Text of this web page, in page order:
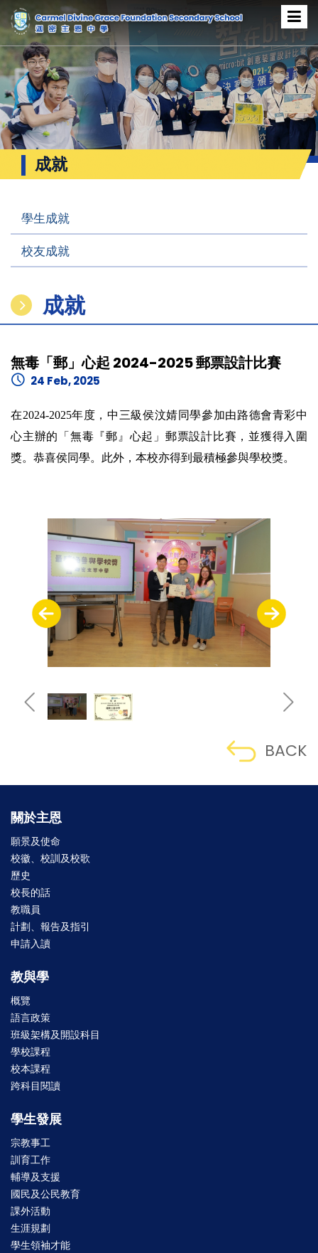
成就
學生成就
校友成就
成就
無毒「郵」心起 2024-2025 郵票設計比賽
24 Feb, 2025
在2024-2025年度，中三級侯汶婧同學參加由路德會青彩中
心主辦的「無毒『郵』心起」郵票設計比賽，並獲得入圍
獎。恭喜侯同學。此外，本校亦得到最積極參與學校獎。
BACK
關於主恩
願景及使命
校徽、校訓及校歌
歷史
校長的話
教職員
計劃、報告及指引
申請入讀
教與學
概覽
語言政策
班級架構及開設科目
學校課程
校本課程
跨科目閱讀
學生發展
宗教事工
訓育工作
輔導及支援
國民及公民教育
課外活動
生涯規劃
學生領袖才能